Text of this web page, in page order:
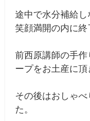
途中で水分補給
笑顔満開の内に終
前西原講師の手
ープをお土産に頂
その後はおしゃ
た。